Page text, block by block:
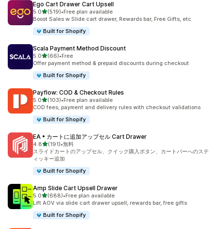
Ego Cart Drawer Cart Upsell
5.05つ星中
(519)
合計レビュー数：519件
•Free plan available
Boost Sales w Slide cart drawer, Rewards bar, Free Gifts, etc
Built for Shopify
Scala Payment Method Discount
5.05つ星中
(66)
合計レビュー数：66件
•Free
Offer payment method & prepaid discounts during checkout
Built for Shopify
Payflow: COD & Checkout Rules
5.05つ星中
(103)
合計レビュー数：103件
•Free plan available
COD fees, payment and delivery rules with checkout validations
Built for Shopify
EA • カートに追加アップセル Cart Drawer
4.85つ星中
(191)
合計レビュー数：191件
•無料
スライドカートのアップセル、クイック購入ボタン、カートバーへのステ
ィッキー追加
Built for Shopify
Amp Slide Cart Upsell Drawer
5.05つ星中
(688)
合計レビュー数：688件
•Free plan available
Lift AOV via slide cart drawer upsell, rewards bar, free gifts
Built for Shopify